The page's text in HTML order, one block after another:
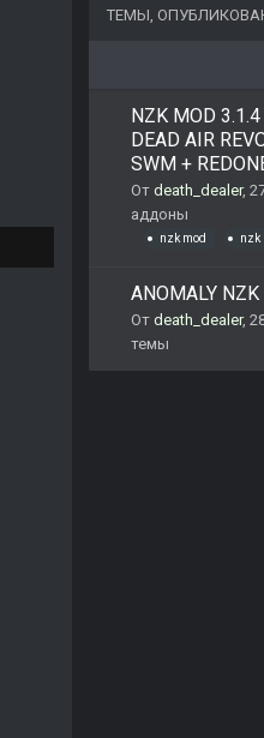
ТЕМЫ,
NZK MOD
DEAD AIR
SWM +
От death_dealer,
аддоны
nzk mod nzk
ANOMALY
От death_dealer,
темы